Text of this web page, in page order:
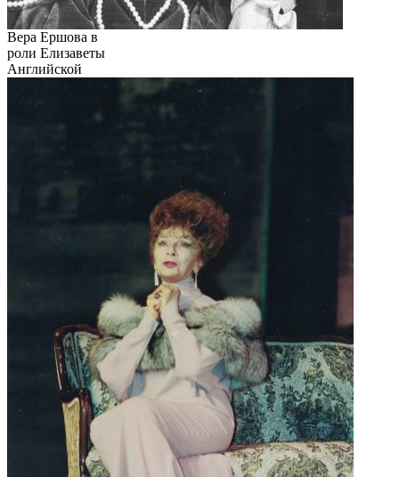
Вера Ершова в
роли Елизаветы
Английской